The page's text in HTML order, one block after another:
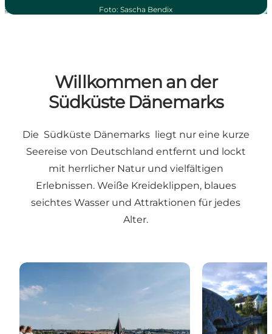
Foto: Sascha Bendix
Willkommen an der
Südküste Dänemarks
Die Südküste Dänemarksliegt nur eine kurze
Seereise von Deutschland entfernt und lockt
mit herrlicher Natur und vielfältigen
Erlebnissen. Weiße Kreideklippen, blaues
seichtes Wasser und Attraktionen für jedes
Alter.
Camp Adventure Schloss Gavnø